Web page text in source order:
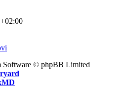
Software © phpBB Limited